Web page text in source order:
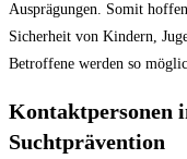
Ausprägungen. Somit
Sicherheit von Kindern,
Betroffene werden so
Kontaktpersonen
Suchtprävention